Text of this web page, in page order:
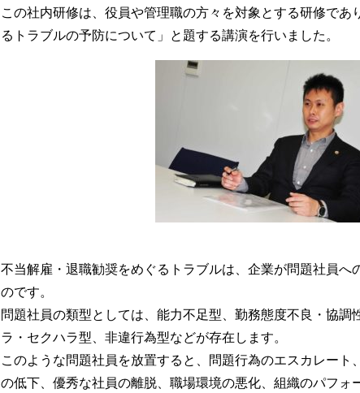
この社内研修は、役員や管理職の方々を対象とする研修であ
るトラブルの予防について」と題する講演を行いました。
不当解雇・退職勧奨をめぐるトラブルは、企業が問題社員へ
のです。
問題社員の類型としては、能力不足型、勤務態度不良・協調
ラ・セクハラ型、非違行為型などが存在します。
このような問題社員を放置すると、問題行為のエスカレート
の低下、優秀な社員の離脱、職場環境の悪化、組織のパフォ